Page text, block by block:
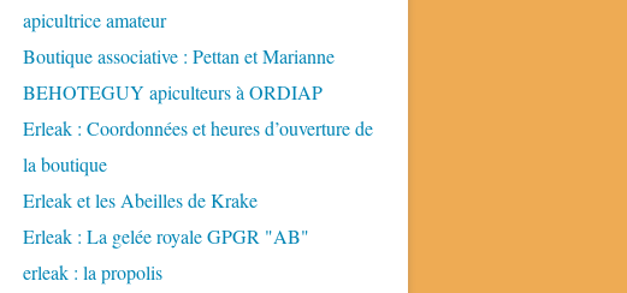
apicultrice amateur
Boutique associative : Pettan et Marianne
BEHOTEGUY apiculteurs à ORDIAP
Erleak : Coordonnées et heures d’ouverture de
la boutique
Erleak et les Abeilles de Krake
Erleak : La gelée royale GPGR "AB"
erleak : la propolis